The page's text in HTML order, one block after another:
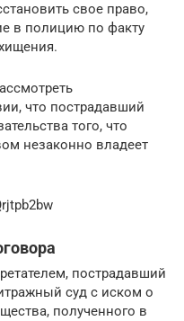
свое право,
в полицию по факту
что пострадавший
того, что
незаконно владеет
пострадавший
суд с иском о
полученного в